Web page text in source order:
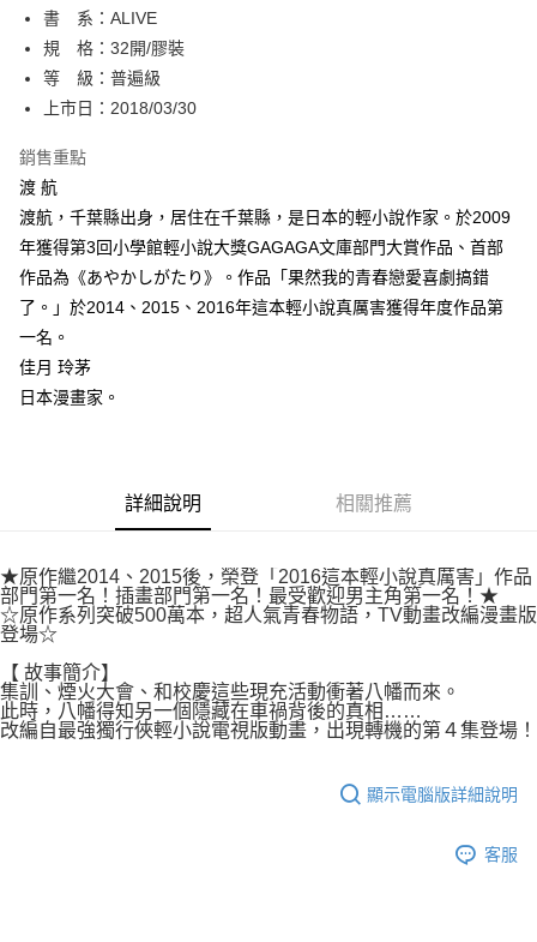
３．安心：先確認商品／服務後，再付款。
【「AFTEE先享後付」結帳流程】
１．於結帳方式選擇「AFTEE先享後付」後，將跳轉至「AFTEE先享後付」
結帳頁面，進行簡訊認證並確認金額後，即可完成結帳。
２．訂單成立數日內，您將收到繳費通知簡訊。
ATM／網路銀行／等多元方式進行付款，方視為交易完成。
※ 請注意：結帳手續完成當下不需立刻繳費，但若您需要取消訂單，請聯絡
購買商品的店家。未經商家同意取消之訂單仍視為有效，需透過AFTEE先享
後付繳納相關費用。
※ 交易是否成功請以「AFTEE先享後付 」之結帳頁面顯示為準，若有關於
是否繳費成功／繳費後需取消欲退款等相關疑問，請聯繫「AFTEE先享後付
【注意事項】
１．透過由恩沛科技股份有限公司提供之「AFTEE先享後付」服務完成之交
易，需依本服務之必要範圍內提供個人資料，並將交易相關給付款項請求債
權轉讓予恩沛科技股份有限公司。
４．使用「AFTEE先享後付」時，將依據個別帳號之用戶狀況，依本公司即
請求用戶進行身份認證。
５．嚴禁一人註冊多個帳號或使用他人資訊註冊。若發現惡意使用之情形，
恩沛科技股份有限公司將有權停止該用戶之使用額度並採取法律行動。
全家取貨付款
每筆NT$80，滿NT$500(含以上)免運費
付款後全家取貨
每筆NT$80，滿NT$500(含以上)免運費
付款後萊爾富取貨
每筆NT$80，滿NT$500(含以上)免運費
7-11取貨付款
每筆NT$80，滿NT$500(含以上)免運費
付款後7-11取貨
每筆NT$100，滿NT$800(含以上)免運費
書 系：ALIVE
規 格：32開/膠裝
等 級：普遍級
上市日：2018/03/30
銷售重點
渡 航
渡航，千葉縣出身，居住在千葉縣，是日本的輕小說作家。於2009
年獲得第3回小學館輕小說大獎GAGAGA文庫部門大賞作品、首部
作品為《あやかしがたり》。作品「果然我的青春戀愛喜劇搞錯
了。」於2014、2015、2016年這本輕小說真厲害獲得年度作品第
一名。
佳月 玲茅
日本漫畫家。
詳細說明 相關推薦
★原作繼2014、2015後，榮登「2016這本輕小說真厲害」作品
部門第一名！插畫部門第一名！最受歡迎男主角第一名！★
☆原作系列突破500萬本，超人氣青春物語，TV動畫改編漫畫版
登場☆
【 故事簡介】
集訓、煙火大會、和校慶這些現充活動衝著八幡而來。
此時，八幡得知另一個隱藏在車禍背後的真相……
改編自最強獨行俠輕小說電視版動畫，出現轉機的第４集登場！
顯示電腦版詳細說明
客服